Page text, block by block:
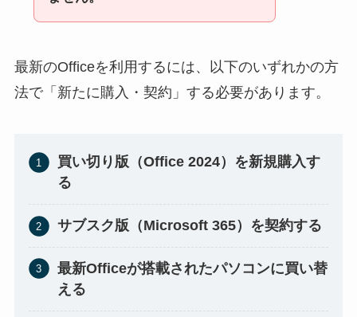
最新のOfficeを利用するには、以下のいずれかの方
法で「新たに購入・契約」する必要があります。
買い切り版（Office 2024）を新規購入す
る
サブスク版（Microsoft 365）を契約する
最新Officeが搭載されたパソコンに買い替
える